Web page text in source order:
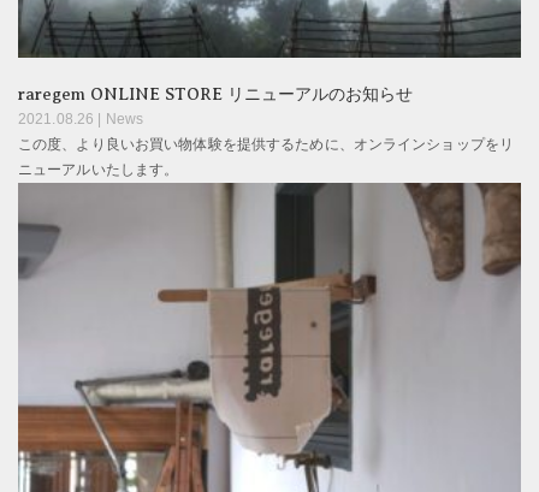
raregem ONLINE STORE リニューアルのお知らせ
2021.08.26 | News
この度、より良いお買い物体験を提供するために、オンラインショップをリ
ニューアルいたします。